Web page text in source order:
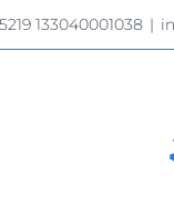
133040001038 |